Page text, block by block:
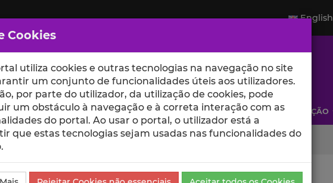
English
ESCOLAS UNIDADES INVESTIGAÇÃO
Cookies
utiliza cookies e outras tecnologias na navegação no site
um conjunto de funcionalidades úteis aos utilizadores.
por parte do utilizador, da utilização de cookies, pode
um obstáculo à navegação e à correta interação com as
do portal. Ao usar o portal, o utilizador está a
que estas tecnologias sejam usadas nas funcionalidades do